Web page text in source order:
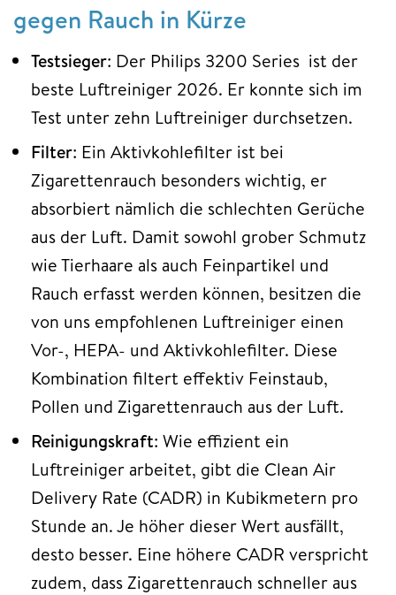
gegen Rauch in Kürze
Testsieger: Der Philips 3200 Series ist der
beste Luftreiniger 2026. Er konnte sich im
Test unter zehn Luftreiniger durchsetzen.
Filter: Ein Aktivkohlefilter ist bei
Zigarettenrauch besonders wichtig, er
absorbiert nämlich die schlechten Gerüche
aus der Luft. Damit sowohl grober Schmutz
wie Tierhaare als auch Feinpartikel und
Rauch erfasst werden können, besitzen die
von uns empfohlenen Luftreiniger einen
Vor-, HEPA- und Aktivkohlefilter. Diese
Kombination filtert effektiv Feinstaub,
Pollen und Zigarettenrauch aus der Luft.
Reinigungskraft: Wie effizient ein
Luftreiniger arbeitet, gibt die Clean Air
Delivery Rate (CADR) in Kubikmetern pro
Stunde an. Je höher dieser Wert ausfällt,
desto besser. Eine höhere CADR verspricht
zudem, dass Zigarettenrauch schneller aus